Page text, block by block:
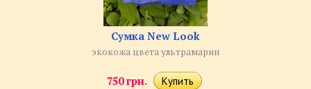
Сумка New Look
экокожа цвета ультрамарин
750 грн.